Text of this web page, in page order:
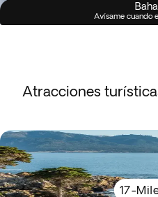
Avísame cuando
Atracciones
17-